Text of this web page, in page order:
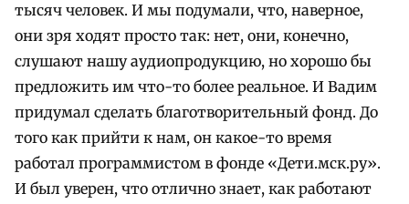
тысяч человек. И мы подумали, что, наверное,
они зря ходят просто так: нет, они, конечно,
слушают нашу аудиопродукцию, но хорошо бы
предложить им что-то более реальное. И Вадим
придумал сделать благотворительный фонд. До
того как прийти к нам, он какое-то время
работал программистом в фонде «Дети.мск.ру».
И был уверен, что отлично знает, как работают